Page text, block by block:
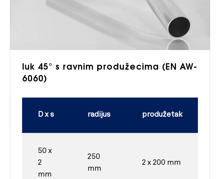
luk 45° s ravnim produžecima (EN AW-
6060)
D x s radijus produžetak
50 x
2
mm
250
mm
2 x 200 mm